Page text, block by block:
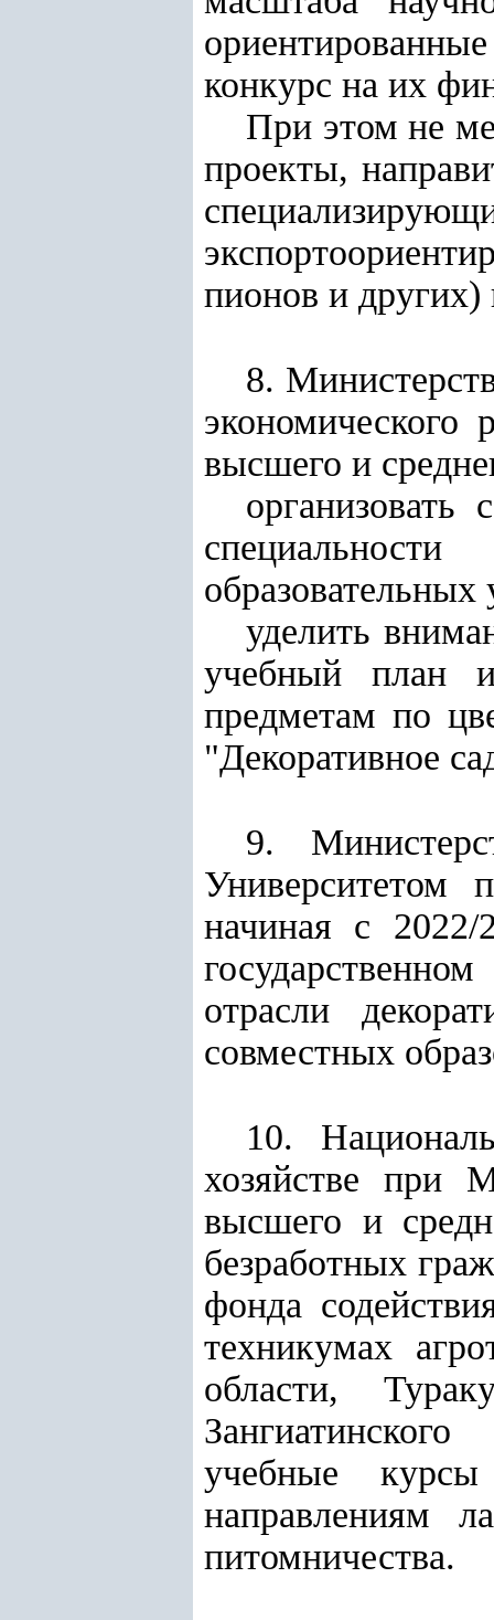
конкурс на их
При этом не
проекты,
пионов и
8.
экономического
высшего и
организовать
образовательных
уделить
учебный план
предметам по
"Декоративное
9.
Университетом
начиная с 2022/
отрасли
совместных
10.
хозяйстве при
высшего и
безработных
фонда
техникумах
области,
учебные
направлениям
питомничества.